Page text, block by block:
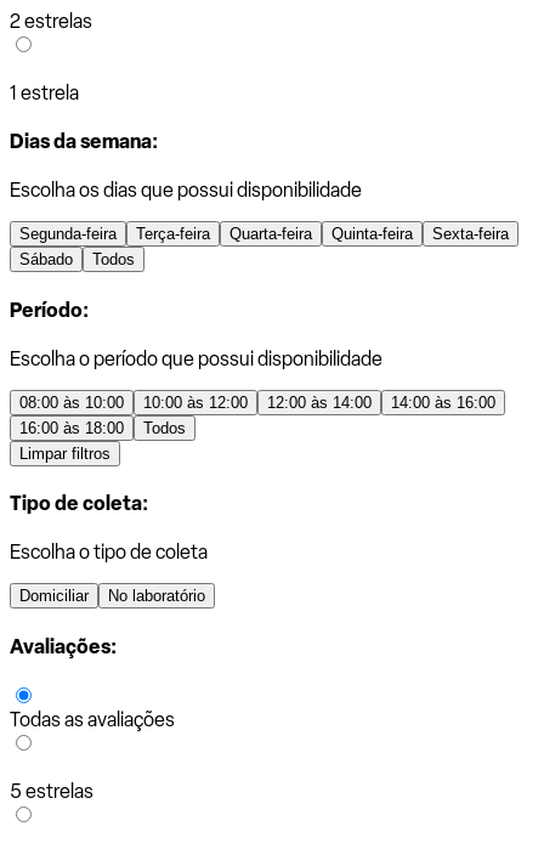
2 estrelas
1 estrela
Dias da semana:
Escolha os dias que possui disponibilidade
Segunda-feira Terça-feira Quarta-feira Quinta-feira
Sexta-feira
Sábado
Todos
Período:
Escolha o período que possui disponibilidade
08:00 às 10:00 10:00 às 12:00 12:00 às 14:00
14:00 às 16:00
16:00 às 18:00
Todos
Limpar filtros
Tipo de coleta:
Escolha o tipo de coleta
Domiciliar No laboratório
Avaliações:
Todas as avaliações
5 estrelas